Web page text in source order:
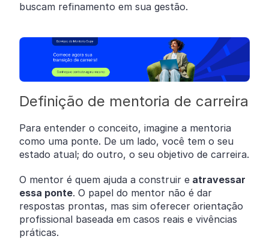
buscam refinamento em sua gestão.
Definição de mentoria de carreira
Para entender o conceito, imagine a mentoria
como uma ponte. De um lado, você tem o seu
estado atual; do outro, o seu objetivo de carreira.
O mentor é quem ajuda a construir e atravessar
essa ponte. O papel do mentor não é dar
respostas prontas, mas sim oferecer orientação
profissional baseada em casos reais e vivências
práticas.